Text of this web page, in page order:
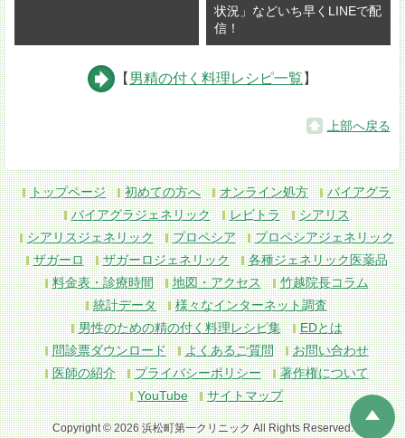
状況」などいち早くLINEで配
信！
【 男精の付く料理レシピ一覧 】
上部へ戻る
トップページ 初めての方へ オンライン処方
バイアグラ
バイアグラジェネリック
レビトラ
シアリス
シアリスジェネリック
プロペシア
プロペシアジェネリック
ザガーロ
ザガーロジェネリック
各種ジェネリック医薬品
料金表・診療時間
地図・アクセス
竹越院長コラム
統計データ
様々なインターネット調査
男性のための精の付く料理レシピ集
EDとは
問診票ダウンロード
よくあるご質問
お問い合わせ
医師の紹介
プライバシーポリシー
著作権について
YouTube
サイトマップ
Copyright © 2026 浜松町第一クリニック All Rights Reserved.